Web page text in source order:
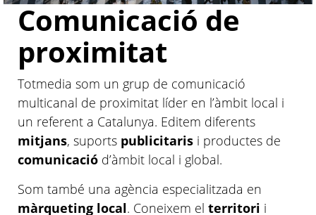
Comunicació de
proximitat
Totmedia som un grup de comunicació
multicanal de proximitat líder en l’àmbit local i
un referent a Catalunya. Editem diferents
mitjans, suports publicitaris i productes de
comunicació d’àmbit local i global.
Som també una agència especialitzada en
màrqueting local.​ Coneixem el territori i